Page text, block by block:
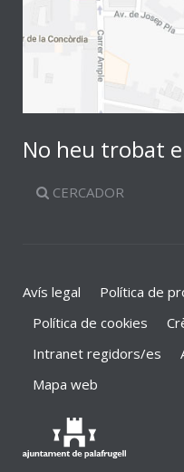
No heu trobat
CERCADOR
Avís legal
Política de
Política de cookies
Intranet regidors/es
Mapa web